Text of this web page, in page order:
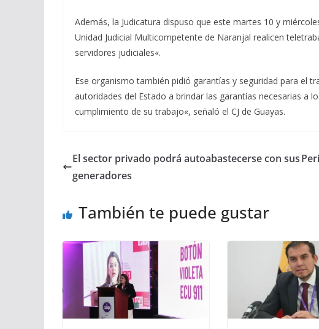
Además, la Judicatura dispuso que este martes 10 y
Unidad Judicial Multicompetente de Naranjal realicen
servidores judiciales«.
Ese organismo también pidió garantías y seguridad para el
autoridades del Estado a brindar las garantías necesarias a
cumplimiento de su trabajo«, señaló el CJ de Guayas.
El sector privado podrá autoabastecerse con sus
generadores
También te puede gustar